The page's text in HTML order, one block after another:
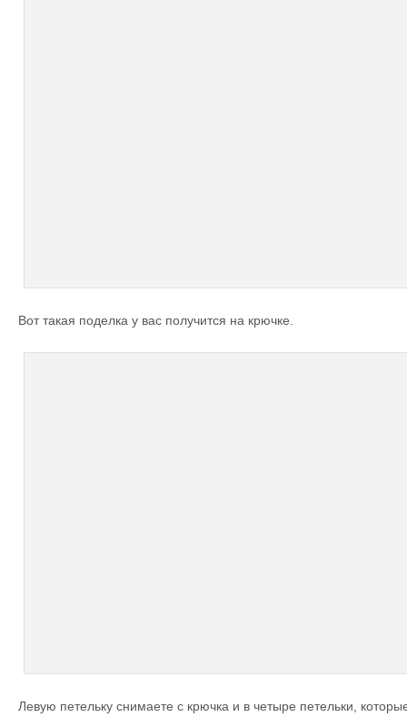
Вот такая поделка у вас получится на крючке.
Левую петельку снимаете с крючка и в четыре петельки,